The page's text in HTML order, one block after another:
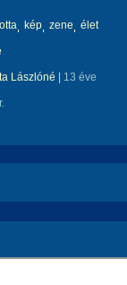
kép zene
élet
Lászlóné 13 éve